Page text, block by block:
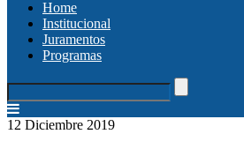
Home
Institucional
Juramentos
Programas
12 Diciembre 2019